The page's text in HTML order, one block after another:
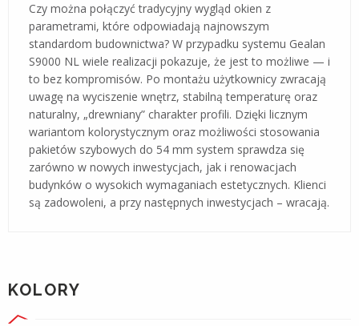
Czy można połączyć tradycyjny wygląd okien z
parametrami, które odpowiadają najnowszym
standardom budownictwa? W przypadku systemu Gealan
S9000 NL wiele realizacji pokazuje, że jest to możliwe — i
to bez kompromisów. Po montażu użytkownicy zwracają
uwagę na wyciszenie wnętrz, stabilną temperaturę oraz
naturalny, „drewniany” charakter profili. Dzięki licznym
wariantom kolorystycznym oraz możliwości stosowania
pakietów szybowych do 54 mm system sprawdza się
zarówno w nowych inwestycjach, jak i renowacjach
budynków o wysokich wymaganiach estetycznych. Klienci
są zadowoleni, a przy następnych inwestycjach – wracają.
KOLORY